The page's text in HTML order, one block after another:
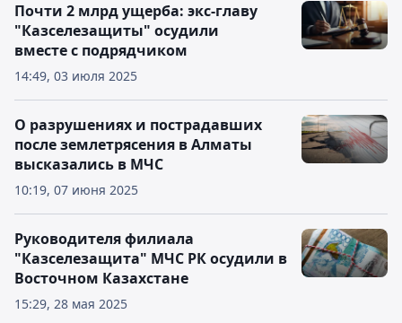
14:49, 03 июля 2025
Почти 2 млрд ущерба: экс-главу
"Казселезащиты" осудили
вместе с подрядчиком
10:19, 07 июня 2025
О разрушениях и пострадавших
после землетрясения в Алматы
высказались в МЧС
15:29, 28 мая 2025
Руководителя филиала
"Казселезащита" МЧС РК осудили в
Восточном Казахстане